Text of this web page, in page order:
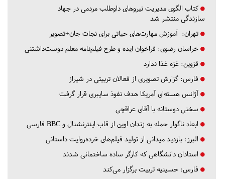
کتاب الگوی مدیریت نیروهای داوطلب مردمی در جهاد
سازندگی منتشر شد
تهران: آموزش مهارت‌های حیاتی برای نجات جان+تصویر
خراسان رضوی: فراخوان ایده و طرح فیلم‌نامه معلم دوست‌داشتنی
قزوین: غزه غذا ندارد
فارس: گزارش تصویری از فعالان تربیتی در شیراز
آژانس هسته‌ای آمریکا هدف نفوذ سایبری قرار گرفت
سخنی دوستانه با آقای عراقچی
ابعاد ناگوار حمله به زندان اوین از قاب اینترنشنال و BBC فارسی
البرز: بازدید میدانی از تولید فیلم‌های خرده‌روایت داستانی
استادان دانشگاهی که کارگر ساده ساختمانی شدند
فارس: حسینیه تربیت برگزار می‌کند